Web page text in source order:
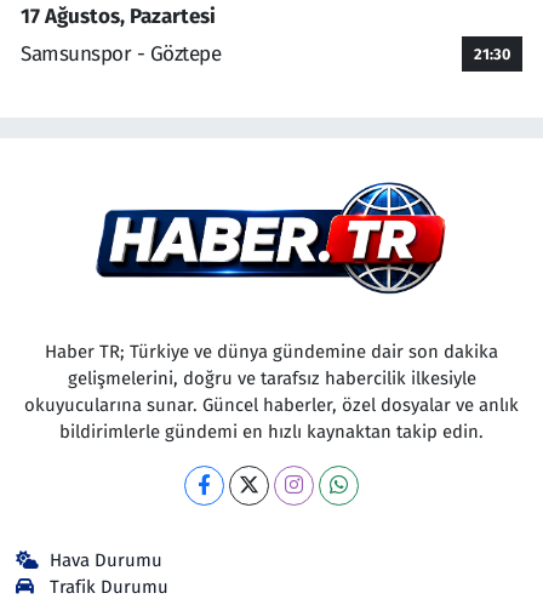
17 Ağustos, Pazartesi
Samsunspor - Göztepe
21:30
Haber TR; Türkiye ve dünya gündemine dair son dakika
gelişmelerini, doğru ve tarafsız habercilik ilkesiyle
okuyucularına sunar. Güncel haberler, özel dosyalar ve anlık
bildirimlerle gündemi en hızlı kaynaktan takip edin.
Hava Durumu
Trafik Durumu